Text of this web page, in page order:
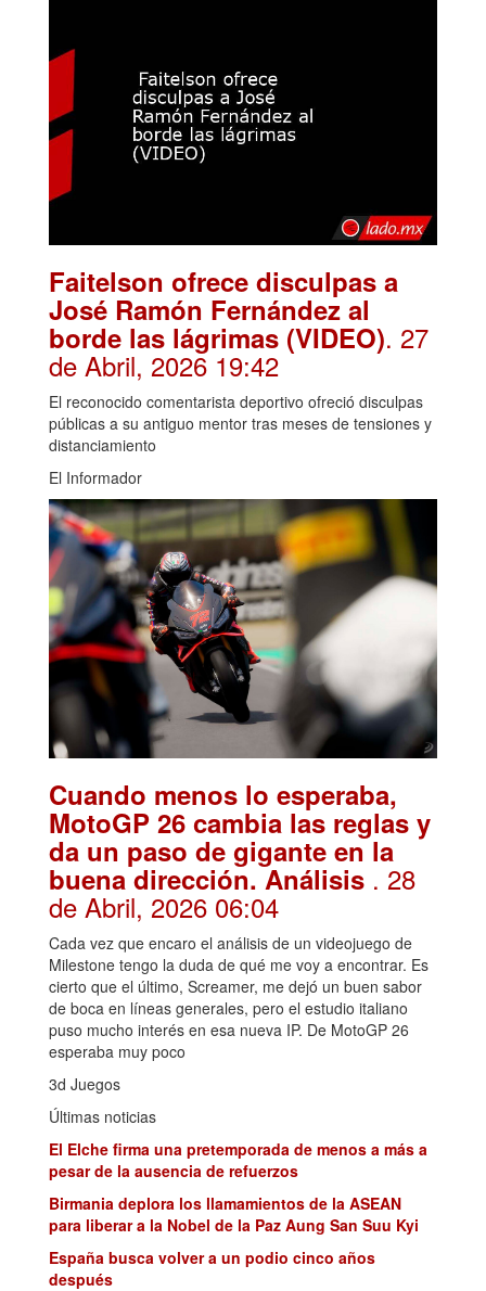
Faitelson ofrece disculpas a
José Ramón Fernández al
borde las lágrimas (VIDEO). 27
de Abril, 2026 19:42
El reconocido comentarista deportivo ofreció disculpas
públicas a su antiguo mentor tras meses de tensiones y
distanciamiento
El Informador
Cuando menos lo esperaba,
MotoGP 26 cambia las reglas y
da un paso de gigante en la
buena dirección. Análisis . 28
de Abril, 2026 06:04
Cada vez que encaro el análisis de un videojuego de
Milestone tengo la duda de qué me voy a encontrar. Es
cierto que el último, Screamer, me dejó un buen sabor
de boca en líneas generales, pero el estudio italiano
puso mucho interés en esa nueva IP. De MotoGP 26
esperaba muy poco
3d Juegos
Últimas noticias
El Elche firma una pretemporada de menos a más a
pesar de la ausencia de refuerzos
Birmania deplora los llamamientos de la ASEAN
para liberar a la Nobel de la Paz Aung San Suu Kyi
España busca volver a un podio cinco años
después